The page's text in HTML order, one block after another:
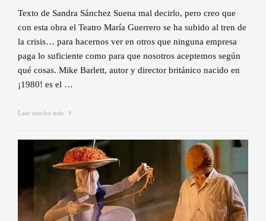
Texto de Sandra Sánchez Suena mal decirlo, pero creo que
con esta obra el Teatro María Guerrero se ha subido al tren de
la crisis… para hacernos ver en otros que ninguna empresa
paga lo suficiente como para que nosotros aceptemos según
qué cosas. Mike Barlett, autor y director británico nacido en
¡1980! es el …
Leer mucho más